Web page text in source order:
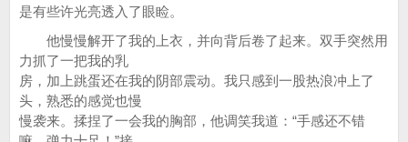
是有些许光亮透入了眼睑。
他慢慢解开了我的上衣，并向背后卷了起来。双手突然用
力抓了一把我的乳
房，加上跳蛋还在我的阴部震动。我只感到一股热浪冲上了
头，熟悉的感觉也慢
慢袭来。揉捏了一会我的胸部，他调笑我道：“手感还不错